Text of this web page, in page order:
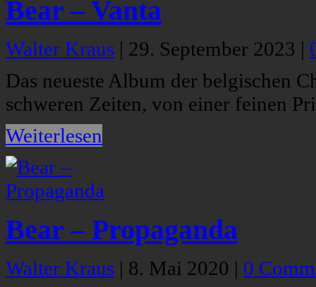
Bear – Vanta
Walter Kraus | 29. September 2023 |
Das neueste Album der belgischen
schweren Zeiten, von einer feinen
Weiterlesen
Bear – Propaganda
Walter Kraus | 8. Mai 2020 | 0